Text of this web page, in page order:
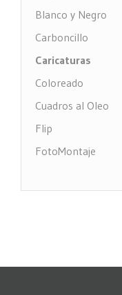
Blanco y Negro
Carboncillo
Caricaturas
Coloreado
Cuadros al Oleo
Flip
FotoMontaje
Puntos